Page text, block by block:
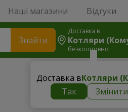
Наші магазини Відгуки
Знайти
Доставка в
безкоштовно
Доставка в
Так
Змінити